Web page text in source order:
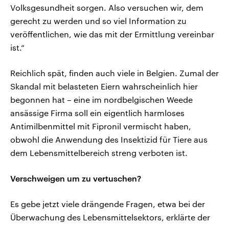
Volksgesundheit sorgen. Also versuchen wir, dem
gerecht zu werden und so viel Information zu
veröffentlichen, wie das mit der Ermittlung vereinbar
ist.“
Reichlich spät, finden auch viele in Belgien. Zumal der
Skandal mit belasteten Eiern wahrscheinlich hier
begonnen hat – eine im nordbelgischen Weede
ansässige Firma soll ein eigentlich harmloses
Antimilbenmittel mit Fipronil vermischt haben,
obwohl die Anwendung des Insektizid für Tiere aus
dem Lebensmittelbereich streng verboten ist.
Verschweigen um zu vertuschen?
Es gebe jetzt viele drängende Fragen, etwa bei der
Überwachung des Lebensmittelsektors, erklärte der